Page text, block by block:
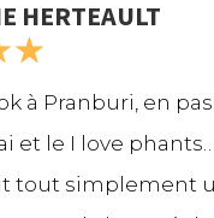
HERTEAULT
☆
à Pranburi, en
et le I love
tout simplement